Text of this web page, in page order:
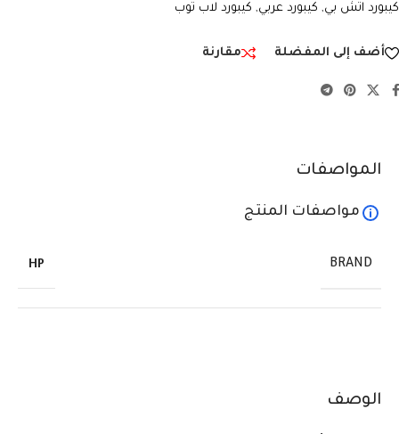
كيبورد اتش بي, كيبورد عربي, كيبورد لاب توب
أضف إلى المفضلة مقارنة
الوصف
المواصفات
مواصفات المنتج
BRAND
HP